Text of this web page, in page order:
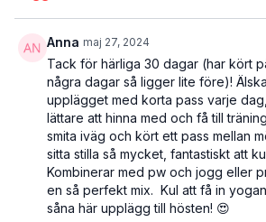
Anna maj 27, 2024
Tack för härliga 30 dagar (har kört
några dagar så ligger lite före)!
upplägget med korta pass varje
lättare att hinna med och få till
smita iväg och kört ett pass mellan
sitta stilla så mycket, fantastiskt att
Kombinerar med pw och jogg eller
en så perfekt mix. Kul att få in
såna här upplägg till hösten! 😍